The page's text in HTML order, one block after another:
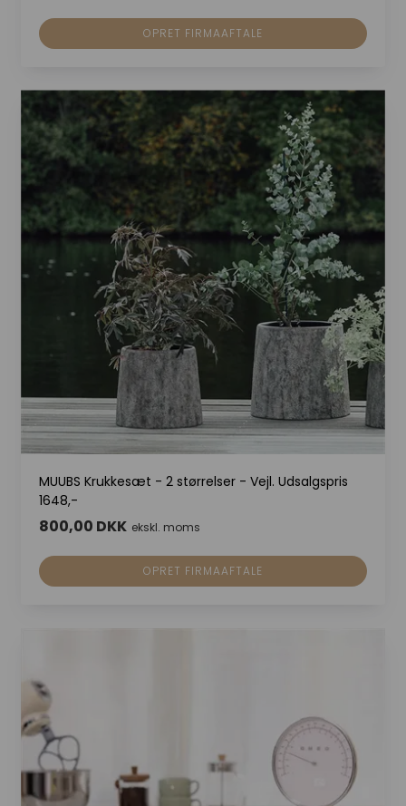
OPRET FIRMAAFTALE
MUUBS Krukkesæt - 2 størrelser - Vejl. Udsalgspris
1648,-
800,00 DKK ekskl. moms
OPRET FIRMAAFTALE